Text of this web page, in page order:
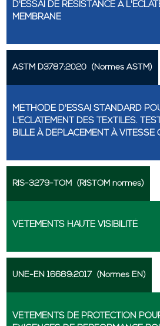
D'ESSAI DE RÉSISTANCE À
MEMBRANE
ASTM D3787:2020 (Normes ASTM)
MÉTHODE D'ESSAI STANDARD
L'ÉCLATEMENT DES TEXTILES.
BILLE À DÉPLACEMENT À VITESSE
RIS-3279-TOM (RISTOM normes)
VÊTEMENTS HAUTE VISIBILITÉ
UNE-EN 16689:2017 (Normes EN)
VÊTEMENTS DE PROTECTION